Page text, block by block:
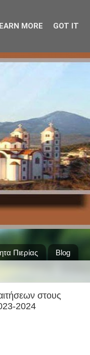
Πιερίας Blog
στους
2024
MORE GOT IT